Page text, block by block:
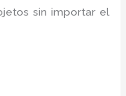
sin importar el